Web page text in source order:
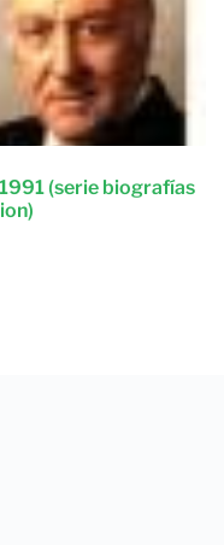
(serie biografías